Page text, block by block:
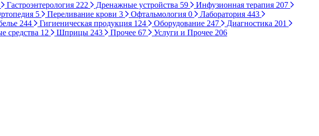
Гастроэнтерология 222 Дренажные устройства 59 Инфузионная терапия 207
5 Переливание крови 3 Офтальмология 0 Лаборатория 443
244 Гигиеническая продукция 124 Оборудование 247 Диагностика 201
средства 12 Шприцы 243 Прочее 67 Услуги и Прочее 206